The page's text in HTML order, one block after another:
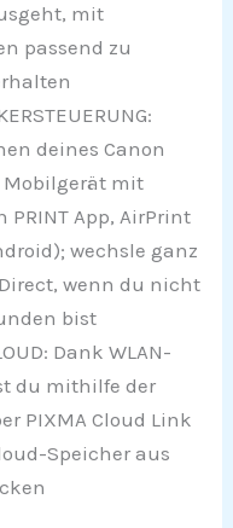
mit
passend zu
deines Canon
Mobilgerät mit
PRINT App, AirPrint
wechsle ganz
wenn du nicht
bist
Dank WLAN-
du mithilfe der
PIXMA Cloud Link
Speicher aus